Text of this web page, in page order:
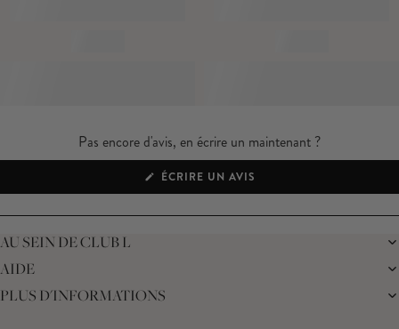
Pas encore d'avis, en écrire un maintenant ?
ÉCRIRE UN AVIS
UNE
FENÊTRE)
AU SEIN DE CLUB L
LA MARQUE
JOURNAL
AIDE
LIVRAISON
PLUS D'INFORMATIONS